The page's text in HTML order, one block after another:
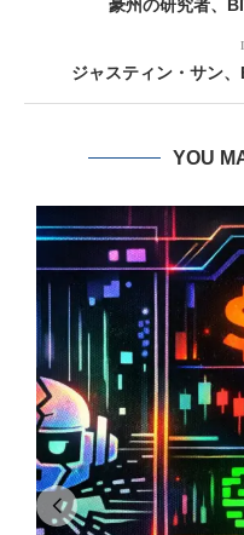
豪州の研究者、
ジャスティン・サン
YOU